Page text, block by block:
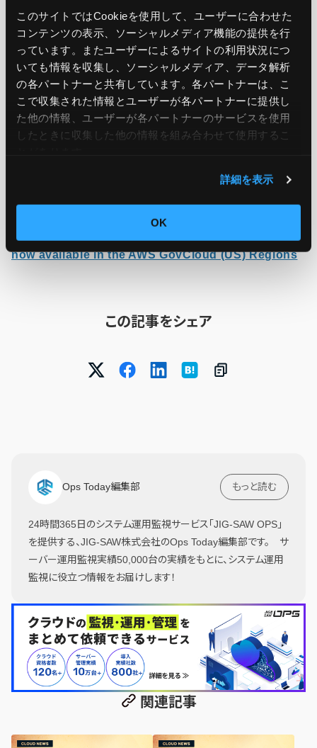
このサイトではCookieを使用して、ユーザーに合わせた
コンテンツの表示、ソーシャルメディア機能の提供を行
っています。またユーザーによるサイトの利用状況につ
いても情報を収集し、ソーシャルメディア、データ解析
の各パートナーと共有しています。各パートナーは、こ
こで収集された情報とユーザーが各パートナーに提供し
た他の情報、ユーザーが各パートナーのサービスを使用
したときに収集した他の情報を組み合わせて使用​​するこ
詳細を表示
OK
Amazon Kinesis Data Streams using a new
built-inAmazon Kinesis Data Streams
Connector, making it easier to build end-to-end
streaming pipelines.
To get started, visit the Amazon EMR
now available in the AWS GovCloud (US) Regions
この記事をシェア
Ops Today編集部 もっと読む
24時間365日のシステム運用監視サービス「JIG-SAW OPS」
を提供する、JIG-SAW株式会社のOps Today編集部です。 サ
ーバー運用監視実績50,000台の実績をもとに、システム運用
監視に役立つ情報をお届けします！
関連記事